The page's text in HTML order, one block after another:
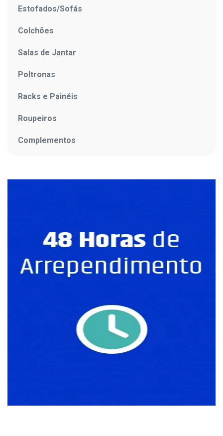
Estofados/Sofás
Colchões
Salas de Jantar
Poltronas
Racks e Painéis
Roupeiros
Complementos